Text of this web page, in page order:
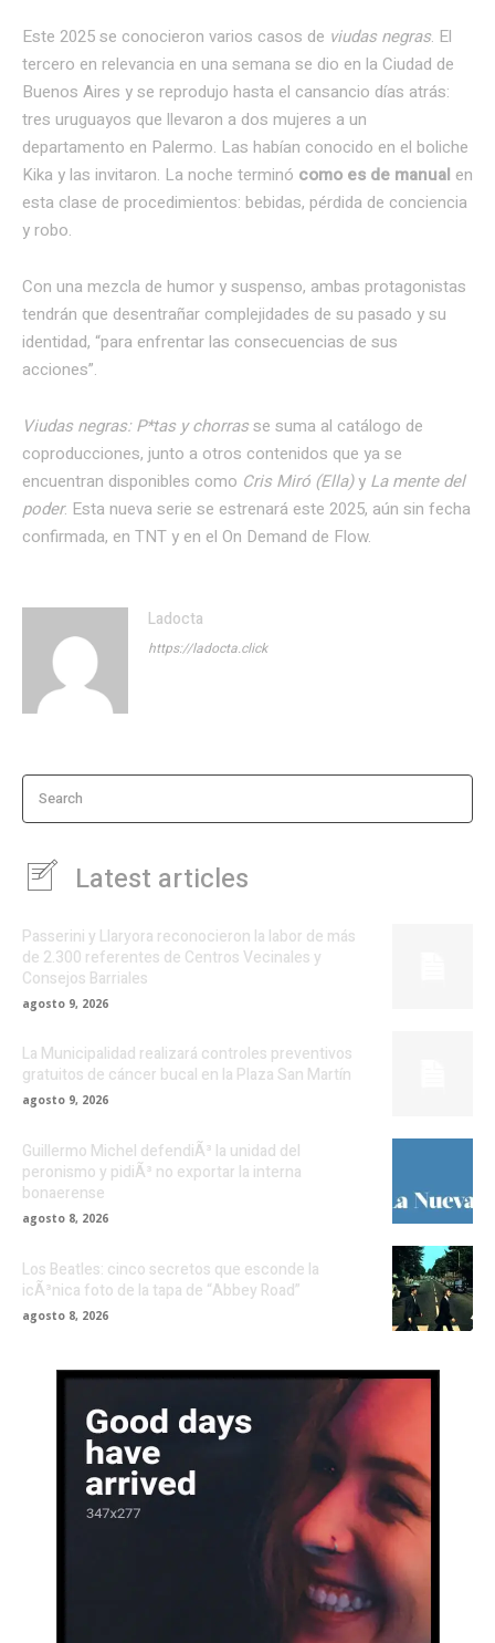
Este 2025 se conocieron varios casos de viudas negras. El
tercero en relevancia en una semana se dio en la Ciudad de
Buenos Aires y se reprodujo hasta el cansancio días atrás:
tres uruguayos que llevaron a dos mujeres a un
departamento en Palermo. Las habían conocido en el boliche
Kika y las invitaron. La noche terminó como es de manual en
esta clase de procedimientos: bebidas, pérdida de conciencia
y robo.
Con una mezcla de humor y suspenso, ambas protagonistas
tendrán que desentrañar complejidades de su pasado y su
identidad, “para enfrentar las consecuencias de sus
acciones”.
Viudas negras: P*tas y chorrasse suma al catálogo de
coproducciones, junto a otros contenidos que ya se
encuentran disponibles como Cris Miró (Ella)y La mente del
poder. Esta nueva serie se estrenará este 2025, aún sin fecha
confirmada, en TNT y en el On Demand de Flow.
Ladocta
https://ladocta.click
Search
Latest articles
Passerini y Llaryora reconocieron la labor de más
de 2.300 referentes de Centros Vecinales y
Consejos Barriales
agosto 9, 2026
La Municipalidad realizará controles preventivos
gratuitos de cáncer bucal en la Plaza San Martín
agosto 9, 2026
Guillermo Michel defendiÃ³ la unidad del
peronismo y pidiÃ³ no exportar la interna
bonaerense
agosto 8, 2026
Los Beatles: cinco secretos que esconde la
icÃ³nica foto de la tapa de “Abbey Road”
agosto 8, 2026